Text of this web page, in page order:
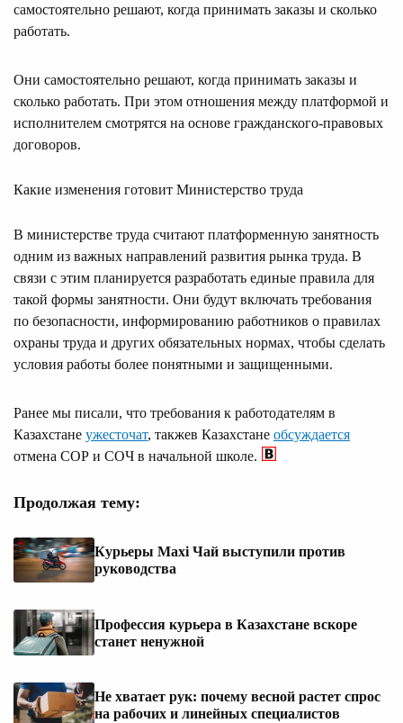
самостоятельно решают, когда принимать заказы и сколько
работать.
Они самостоятельно решают, когда принимать заказы и
сколько работать. При этом отношения между платформой и
исполнителем смотрятся на основе гражданского-правовых
договоров.
Какие изменения готовит Министерство труда
В министерстве труда считают платформенную занятность
одним из важных направлений развития рынка труда. В
связи с этим планируется разработать единые правила для
такой формы занятности. Они будут включать требования
по безопасности, информированию работников о правилах
охраны труда и других обязательных нормах, чтобы сделать
условия работы более понятными и защищенными.
Ранее мы писали, что требования к работодателям в
Казахстане ужесточат, такжев Казахстане обсуждается
отмена СОР и СОЧ в начальной школе.
Продолжая тему:
Курьеры Maxi Чай выступили против
руководства
Профессия курьера в Казахстане вскоре
станет ненужной
Не хватает рук: почему весной растет спрос
на рабочих и линейных специалистов